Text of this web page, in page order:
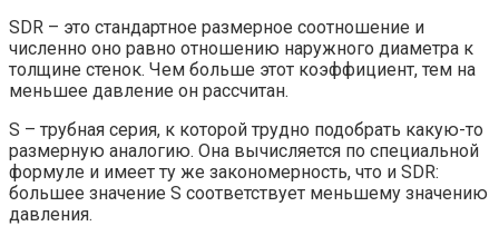
SDR – это стандартное размерное соотношение и
численно оно равно отношению наружного диаметра к
толщине стенок. Чем больше этот коэффициент, тем на
меньшее давление он рассчитан.
S – трубная серия, к которой трудно подобрать какую-то
размерную аналогию. Она вычисляется по специальной
формуле и имеет ту же закономерность, что и SDR:
большее значение S соответствует меньшему значению
давления.